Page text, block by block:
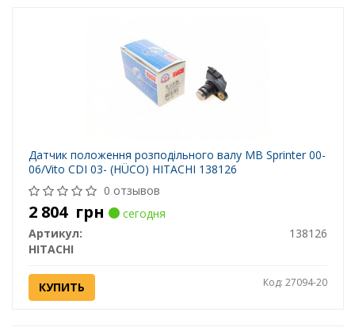
Датчик положення розподільного валу MB Sprinter 00-
06/Vito CDI 03- (HÜCO) HITACHI 138126
0 отзывов
2 804 грн
сегодня
Артикул:
138126
HITACHI
КУПИТЬ Код: 27094-20